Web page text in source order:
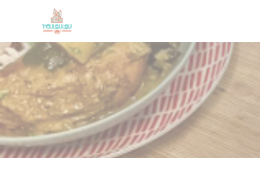
Personalizing your cookie choices